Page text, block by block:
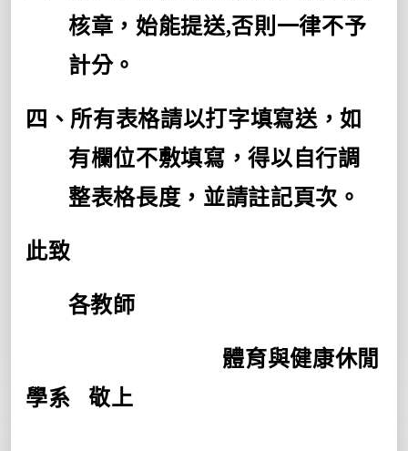
核章，始能提送,否則一律不予
計分。
四、所有表格請以打字填寫送，如
有欄位不敷填寫，得以自行調
整表格長度，並請註記頁次。
此致
各教師
體育與健康休閒
學系
敬上